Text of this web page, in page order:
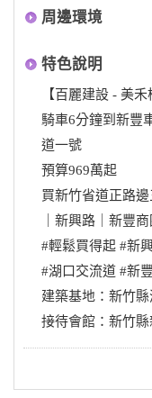
周邊環境
特色說明
【百麗建設 - 美禾
騎車6分鐘到新豐
道一號
預算969萬起
買新竹省道正路
｜新興路｜新豐商
#輕鬆買得起 #新
#湖口交流道 #新
建築基地：新竹
接待會館：新竹